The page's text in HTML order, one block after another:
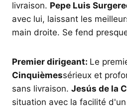
livraison. Pepe Luis
avec lui, laissant les
main droite. Se fend
Premier dirigeant: Le
Cinquièmessérieux et
sans livraison. Jesús de la
situation avec la facilité